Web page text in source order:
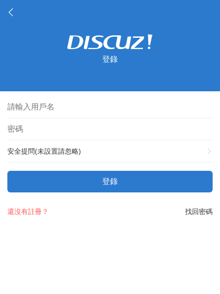
登錄
安全提問(未設置請忽略)
登錄
找回密碼
還沒有註冊？